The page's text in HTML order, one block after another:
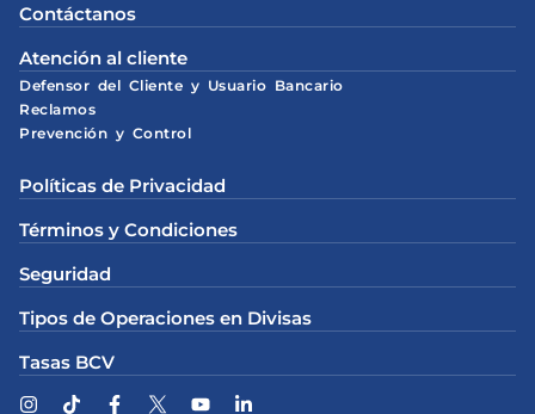
Contáctanos
Atención al cliente
Defensor del Cliente y Usuario Bancario
Reclamos
Prevención y Control
Políticas de Privacidad
Términos y Condiciones
Seguridad
Tipos de Operaciones en Divisas
Tasas BCV